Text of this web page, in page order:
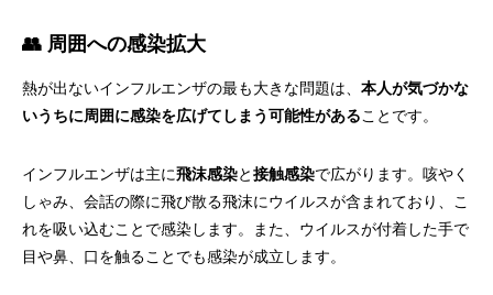
👥 周囲への感染拡大
熱が出ないインフルエンザの最も大きな問題は、 本人が気づかな
いうちに周囲に感染を広げてしまう可能性があることです。
インフルエンザは主に飛沫感染と接触感染で広がります。咳やく
しゃみ、会話の際に飛び散る飛沫にウイルスが含まれており、こ
れを吸い込むことで感染します。また、ウイルスが付着した手で
目や鼻、口を触ることでも感染が成立します。